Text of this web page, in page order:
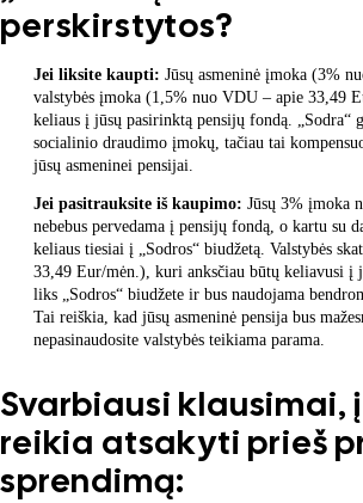
perskirstytos?
Jei liksite kaupti: Jūsų asmeninė įmoka (3%
valstybės įmoka (1,5% nuo VDU – apie 33,49
keliaus į jūsų pasirinktą pensijų fondą. „Sodra“
socialinio draudimo įmokų, tačiau tai
jūsų asmeninei pensijai.
Jei pasitrauksite iš kaupimo: Jūsų 3% įmoka
nebebus pervedama į pensijų fondą, o kartu su
keliaus tiesiai į „Sodros“ biudžetą. Valstybės
33,49 Eur/mėn.), kuri anksčiau būtų keliavusi į
liks „Sodros“ biudžete ir bus naudojama
Tai reiškia, kad jūsų asmeninė pensija bus
nepasinaudosite valstybės teikiama parama.
Svarbiausi klausimai,
reikia atsakyti prieš
sprendimą: